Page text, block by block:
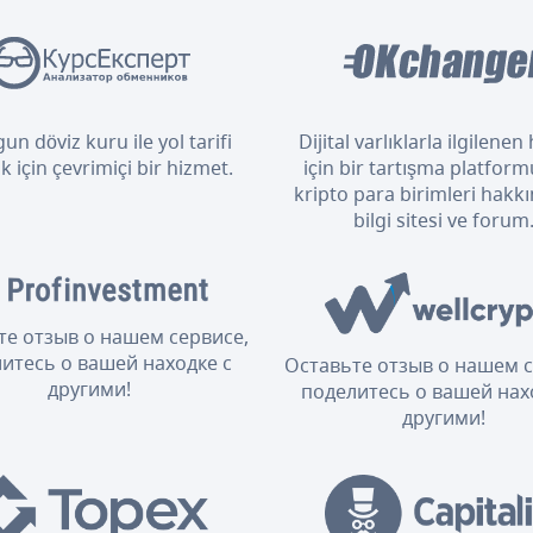
döviz kuru ile yol tarifi
için çevrimiçi bir hizmet.
Dijital varlıklarla ilgilenen
için bir tartışma
kripto para birimleri
bilgi sitesi ve
отзыв о нашем сервисе,
о вашей находке с
другими!
Оставьте отзыв о нашем
поделитесь о вашей
другими!